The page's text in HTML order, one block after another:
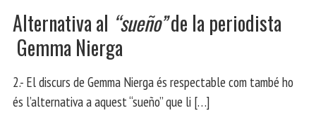
Alternativa al “sueño”de la periodista
Gemma Nierga
2.- El discurs de Gemma Nierga és respectable com també ho
és l’alternativa a aquest “sueño” que li […]